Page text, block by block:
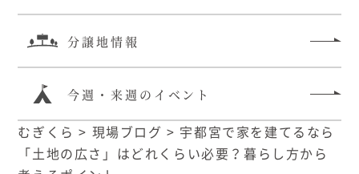
分譲地情報
今週・来週のイベント
むぎくら > 現場ブログ > 宇都宮で家を建てるなら
「土地の広さ」はどれくらい必要？暮らし方から